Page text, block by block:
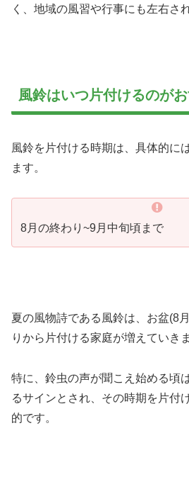
く、地域の風習や行事にも左右さ
風鈴はいつ片付けるのが
風鈴を片付ける時期は、具体的に
ます。
8月の終わり~9月中旬頃まで
夏の風物詩である風鈴は、お盆(8
りから片付ける家庭が増えていきま
特に、鈴虫の声が聞こえ始める頃
るサインとされ、その時期を片付
的です。